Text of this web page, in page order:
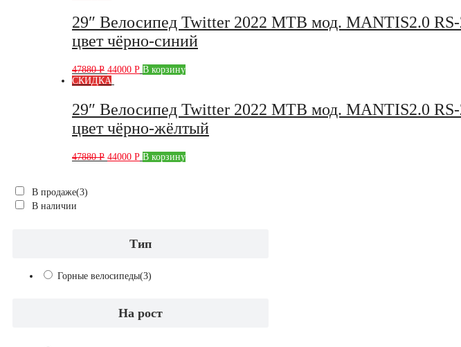
29″ Велосипед Twitter 2022 MTB мод. MANTIS2.0
цвет чёрно-синий
47880Р 44000 Р В корзину
СКИДКА
29″ Велосипед Twitter 2022 MTB мод. MANTIS2.0
цвет чёрно-жёлтый
47880Р 44000 Р В корзину
В продаже(3)
В наличии
Тип
Горные велосипеды(3)
На рост